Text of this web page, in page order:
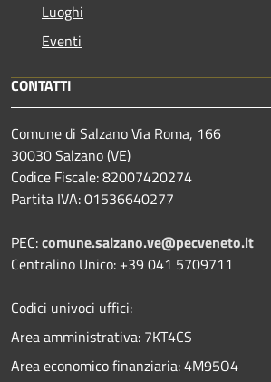
Luoghi
Eventi
CONTATTI
Comune di Salzano Via Roma, 166
30030 Salzano (VE)
Codice Fiscale: 82007420274
Partita IVA: 01536640277
PEC:comune.salzano.ve@pecveneto.it
Centralino Unico: +39 041 5709711
Codici univoci uffici:
Area amministrativa: 7KT4CS
Area economico finanziaria: 4M95O4